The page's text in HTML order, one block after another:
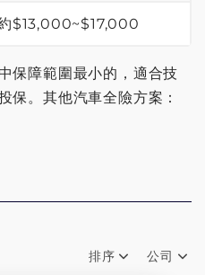
體險
$13,000~$17,000
保障範圍最小的，適合技
保。其他汽車全險方案：
排序 公司